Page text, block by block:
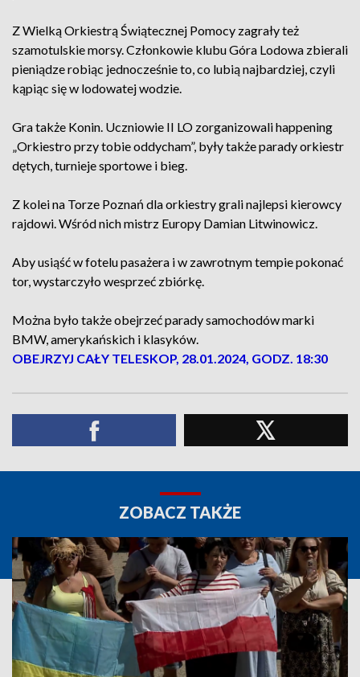
Z Wielką Orkiestrą Świątecznej Pomocy zagrały też
szamotulskie morsy. Członkowie klubu Góra Lodowa zbierali
pieniądze robiąc jednocześnie to, co lubią najbardziej, czyli
kąpiąc się w lodowatej wodzie.
Gra także Konin. Uczniowie II LO zorganizowali happening
„Orkiestro przy tobie oddycham”, były także parady orkiestr
dętych, turnieje sportowe i bieg.
Z kolei na Torze Poznań dla orkiestry grali najlepsi kierowcy
rajdowi. Wśród nich mistrz Europy Damian Litwinowicz.
Aby usiąść w fotelu pasażera i w zawrotnym tempie pokonać
tor, wystarczyło wesprzeć zbiórkę.
Można było także obejrzeć parady samochodów marki
BMW, amerykańskich i klasyków.
OBEJRZYJ CAŁY TELESKOP, 28.01.2024, GODZ. 18:30
ZOBACZ TAKŻE